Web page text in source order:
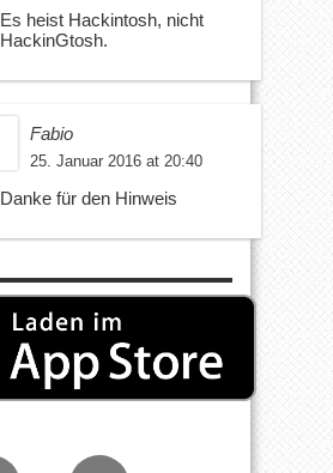
Es heist Hackintosh, nicht
HackinGtosh.
Fabio
25. Januar 2016 at 20:40
Danke für den Hinweis